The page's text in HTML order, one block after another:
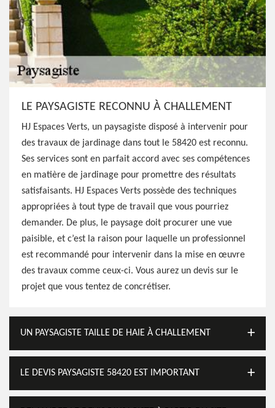
LE PAYSAGISTE RECONNU À CHALLEMENT
HJ Espaces Verts, un paysagiste disposé à intervenir pour
des travaux de jardinage dans tout le 58420 est reconnu.
Ses services sont en parfait accord avec ses compétences
en matière de jardinage pour promettre des résultats
satisfaisants. HJ Espaces Verts possède des techniques
appropriées à tout type de travail que vous pourriez
demander. De plus, le paysage doit procurer une vue
paisible, et c’est la raison pour laquelle un professionnel
est recommandé pour intervenir dans la mise en œuvre
des travaux comme ceux-ci. Vous aurez un devis sur le
projet que vous tentez de concrétiser.
UN PAYSAGISTE TAILLE DE HAIE À CHALLEMENT
LE DEVIS PAYSAGISTE 58420 EST IMPORTANT